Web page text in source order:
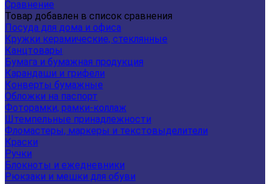
Сравнение
Товар добавлен в список сравнения
Посуда для дома и офиса
Кружки керамические, стеклянные
Канцтовары
Бумага и бумажная продукция
Карандаши и грифели
Конверты бумажные
Обложки на паспорт
Фоторамки, рамки-коллаж
Штемпельные принадлежности
Фломастеры, маркеры и текстовыделители
Краски
Ручки
Блокноты и ежедневники
Рюкзаки и мешки для обуви